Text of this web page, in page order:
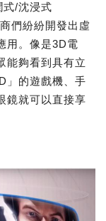
式/沈浸式
們紛紛開發出虛
用。像是3D電
能夠看到具有立
」的遊戲機、手
鏡就可以直接享